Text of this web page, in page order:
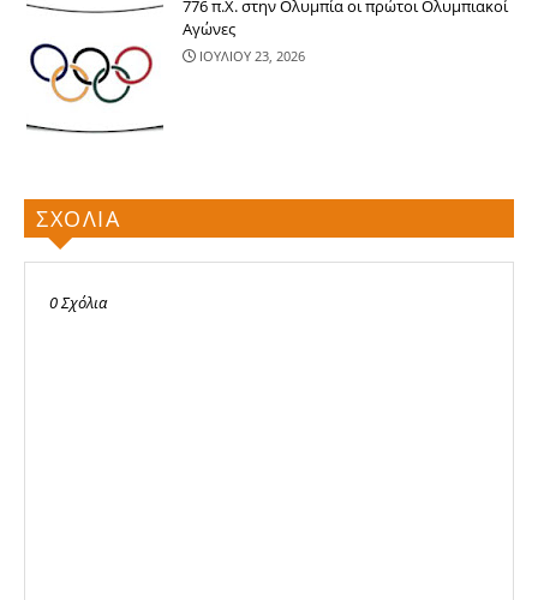
776 π.Χ. στην Ολυμπία οι πρώτοι Ολυμπιακοί
Αγώνες
ΙΟΥΛΙΟΥ 23, 2026
ΣΧΟΛΙΑ
0 Σχόλια